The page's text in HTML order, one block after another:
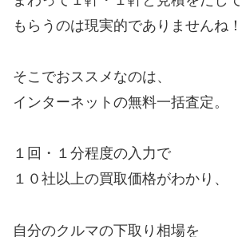
もらうのは現実的でありませんね！
そこでおススメなのは、
インターネットの無料一括査定。
１回・１分程度の入力で
１０社以上の買取価格がわかり、
自分のクルマの下取り相場を